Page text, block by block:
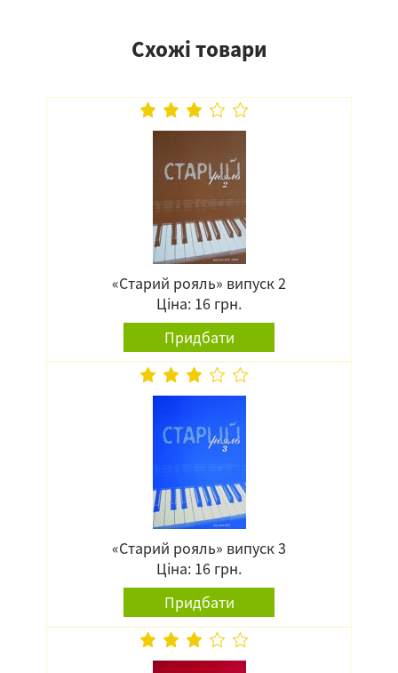
Схожі товари
«Старий рояль» випуск 2
Ціна: 16 грн.
Придбати
«Старий рояль» випуск 3
Ціна: 16 грн.
Придбати